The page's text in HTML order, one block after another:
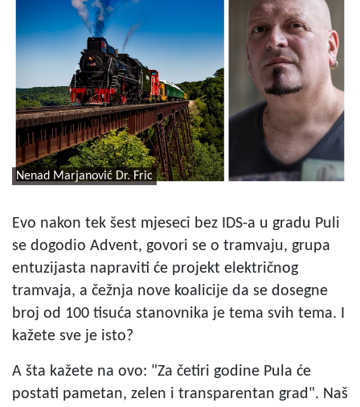
Nenad Marjanović Dr. Fric
Evo nakon tek šest mjeseci bez IDS-a u gradu Puli
se dogodio Advent, govori se o tramvaju, grupa
entuzijasta napraviti će projekt električnog
tramvaja, a čežnja nove koalicije da se dosegne
broj od 100 tisuća stanovnika je tema svih tema. I
kažete sve je isto?
A šta kažete na ovo: "Za četiri godine Pula će
postati pametan, zelen i transparentan grad". Naš